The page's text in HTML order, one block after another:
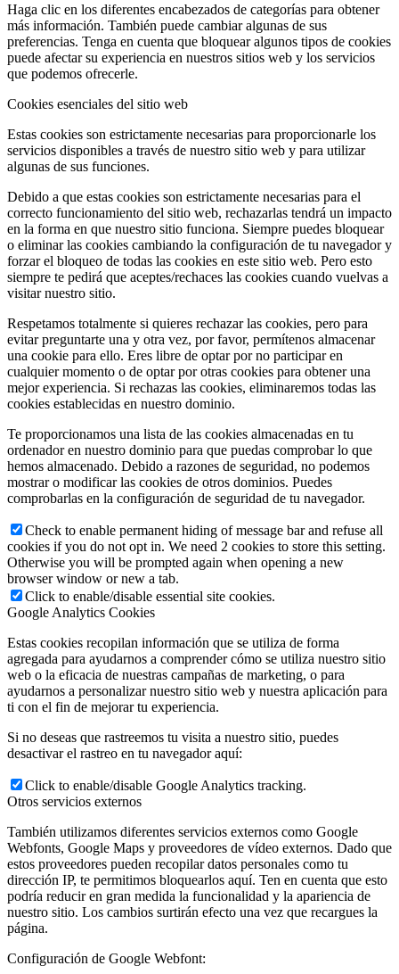
Haga clic en los diferentes encabezados de categorías para obtener
más información. También puede cambiar algunas de sus
preferencias. Tenga en cuenta que bloquear algunos tipos de cookies
puede afectar su experiencia en nuestros sitios web y los servicios
que podemos ofrecerle.
Cookies esenciales del sitio web
Estas cookies son estrictamente necesarias para proporcionarle los
servicios disponibles a través de nuestro sitio web y para utilizar
algunas de sus funciones.
Debido a que estas cookies son estrictamente necesarias para el
correcto funcionamiento del sitio web, rechazarlas tendrá un impacto
en la forma en que nuestro sitio funciona. Siempre puedes bloquear
o eliminar las cookies cambiando la configuración de tu navegador y
forzar el bloqueo de todas las cookies en este sitio web. Pero esto
siempre te pedirá que aceptes/rechaces las cookies cuando vuelvas a
visitar nuestro sitio.
Respetamos totalmente si quieres rechazar las cookies, pero para
evitar preguntarte una y otra vez, por favor, permítenos almacenar
una cookie para ello. Eres libre de optar por no participar en
cualquier momento o de optar por otras cookies para obtener una
mejor experiencia. Si rechazas las cookies, eliminaremos todas las
cookies establecidas en nuestro dominio.
Te proporcionamos una lista de las cookies almacenadas en tu
ordenador en nuestro dominio para que puedas comprobar lo que
hemos almacenado. Debido a razones de seguridad, no podemos
mostrar o modificar las cookies de otros dominios. Puedes
comprobarlas en la configuración de seguridad de tu navegador.
Check to enable permanent hiding of message bar and refuse all
cookies if you do not opt in. We need 2 cookies to store this setting.
Otherwise you will be prompted again when opening a new
browser window or new a tab.
Click to enable/disable essential site cookies.
Google Analytics Cookies
Estas cookies recopilan información que se utiliza de forma
agregada para ayudarnos a comprender cómo se utiliza nuestro sitio
web o la eficacia de nuestras campañas de marketing, o para
ayudarnos a personalizar nuestro sitio web y nuestra aplicación para
ti con el fin de mejorar tu experiencia.
Si no deseas que rastreemos tu visita a nuestro sitio, puedes
desactivar el rastreo en tu navegador aquí:
Click to enable/disable Google Analytics tracking.
Otros servicios externos
También utilizamos diferentes servicios externos como Google
Webfonts, Google Maps y proveedores de vídeo externos. Dado que
estos proveedores pueden recopilar datos personales como tu
dirección IP, te permitimos bloquearlos aquí. Ten en cuenta que esto
podría reducir en gran medida la funcionalidad y la apariencia de
nuestro sitio. Los cambios surtirán efecto una vez que recargues la
página.
Configuración de Google Webfont: